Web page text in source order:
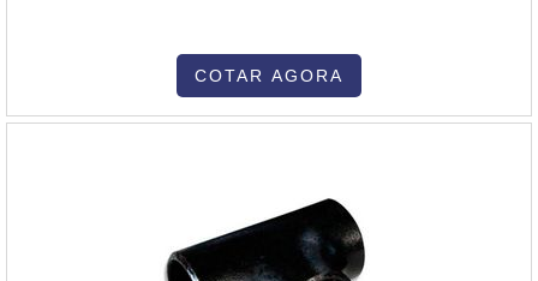
COTAR AGORA